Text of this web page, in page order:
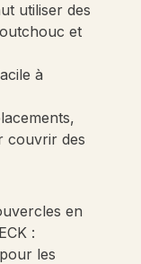
utiliser des
et
à
couvrir des
en
:
les